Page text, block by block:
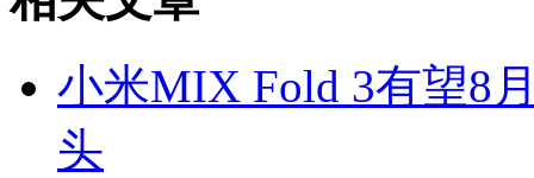
小米MIX Fold 3有望8
头